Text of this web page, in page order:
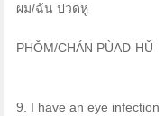
ผม/ฉัน ปวดหู
PHǑM/CHÁN PÙAD-HǓ
9. I have an eye infection